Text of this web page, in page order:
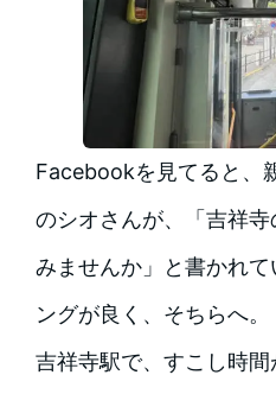
Facebookを見てると、
のシオさんが、「吉祥
みませんか」と書かれて
ングが良く、そちらへ。
吉祥寺駅で、すこし時